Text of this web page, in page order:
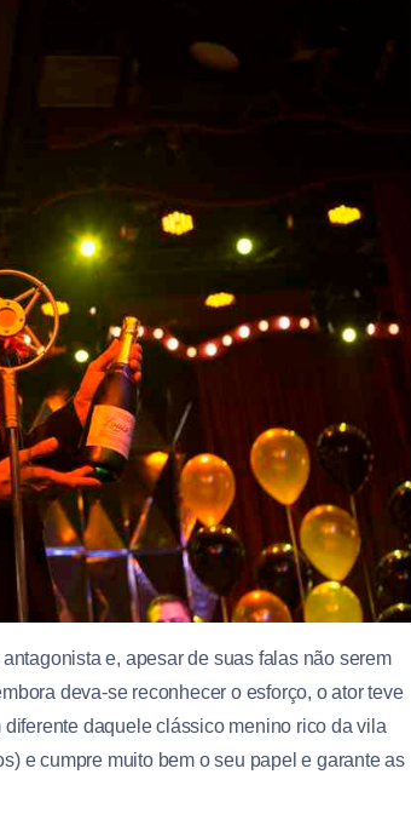
e, apesar de suas falas não serem
deva-se reconhecer o esforço, o ator teve
daquele clássico menino rico da vila
e cumpre muito bem o seu papel e garante as